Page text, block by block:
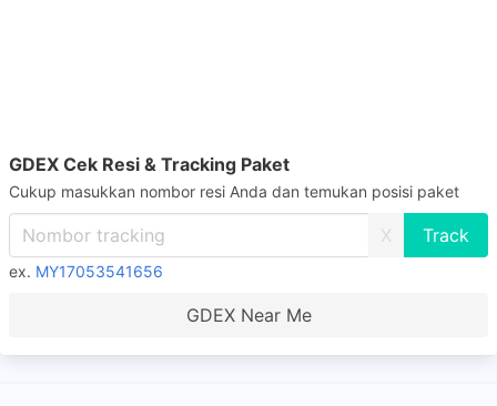
GDEX Cek Resi & Tracking Paket
Cukup masukkan nombor resi Anda dan temukan posisi paket
X
ex. MY17053541656
GDEX Near Me